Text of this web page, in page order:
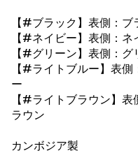
【#ブラック】表側：
【#ネイビー】表側：
【#グリーン】表側：
【#ライトブルー】表
ー
【#ライトブラウン】
ラウン
カンボジア製